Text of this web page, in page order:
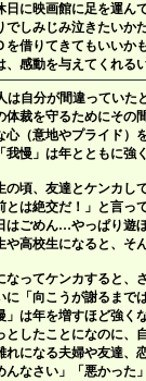
日に映画館に足を運ん
でしみじみ泣きたいか
を借りてきてもいいか
、感動を与えてくれる
は自分が間違っていた
体裁を守るためにその
心（意地やプライド）
我慢」は年とともに強
の頃、友達とケンカして
とは絶交だ！」と言っ
はごめん…やっぱり遊
や高校生になると、そ
なってケンカすると、
に「向こうが謝るまで
」は年を増すほど強く
としたことになのに、
れになる夫婦や友達、
んなさい」「悪かった